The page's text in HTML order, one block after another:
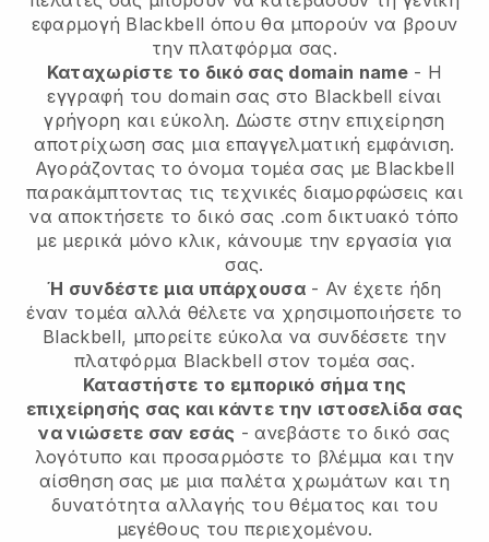
εφαρμογή Blackbell όπου θα μπορούν να βρουν
την πλατφόρμα σας.
Καταχωρίστε το δικό σας domain name- Η
εγγραφή του domain σας στο Blackbell είναι
γρήγορη και εύκολη. Δώστε στην επιχείρηση
αποτρίχωση σας μια επαγγελματική εμφάνιση.
Αγοράζοντας το όνομα τομέα σας με Blackbell
παρακάμπτοντας τις τεχνικές διαμορφώσεις και
να αποκτήσετε το δικό σας .com δικτυακό τόπο
με μερικά μόνο κλικ, κάνουμε την εργασία για
σας.
Ή συνδέστε μια υπάρχουσα- Αν έχετε ήδη
έναν τομέα αλλά θέλετε να χρησιμοποιήσετε το
Blackbell, μπορείτε εύκολα να συνδέσετε την
πλατφόρμα Blackbell στον τομέα σας.
Καταστήστε το εμπορικό σήμα της
επιχείρησής σας και κάντε την ιστοσελίδα σας
να νιώσετε σαν εσάς - ανεβάστε το δικό σας
λογότυπο και προσαρμόστε το βλέμμα και την
αίσθηση σας με μια παλέτα χρωμάτων και τη
δυνατότητα αλλαγής του θέματος και του
μεγέθους του περιεχομένου.